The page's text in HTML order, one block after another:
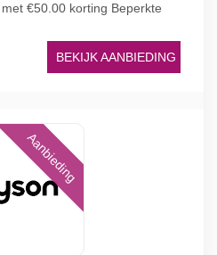
€50.00 korting Beperkte
BEKIJK AANBIEDING
Aanbieding